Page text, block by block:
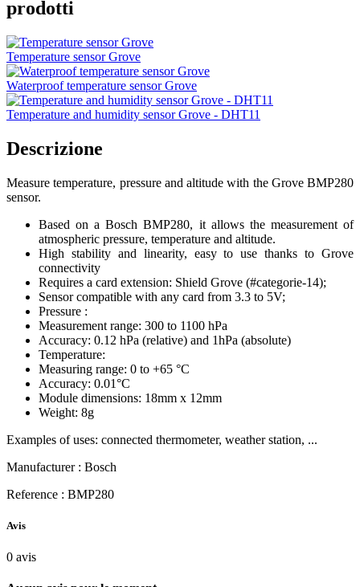
prodotti
Temperature sensor Grove
Waterproof temperature sensor Grove
Temperature and humidity sensor Grove - DHT11
Descrizione
Measure temperature, pressure and altitude with the Grove BMP280
sensor.
Based on a Bosch BMP280, it allows the measurement of
atmospheric pressure, temperature and altitude.
High stability and linearity, easy to use thanks to Grove
connectivity
Requires a card extension: Shield Grove (#categorie-14);
Sensor compatible with any card from 3.3 to 5V;
Pressure :
Measurement range: 300 to 1100 hPa
Accuracy: 0.12 hPa (relative) and 1hPa (absolute)
Temperature:
Measuring range: 0 to +65 °C
Accuracy: 0.01°C
Module dimensions: 18mm x 12mm
Weight: 8g
Examples of uses: connected thermometer, weather station, ...
Manufacturer : Bosch
Reference : BMP280
Avis
0 avis